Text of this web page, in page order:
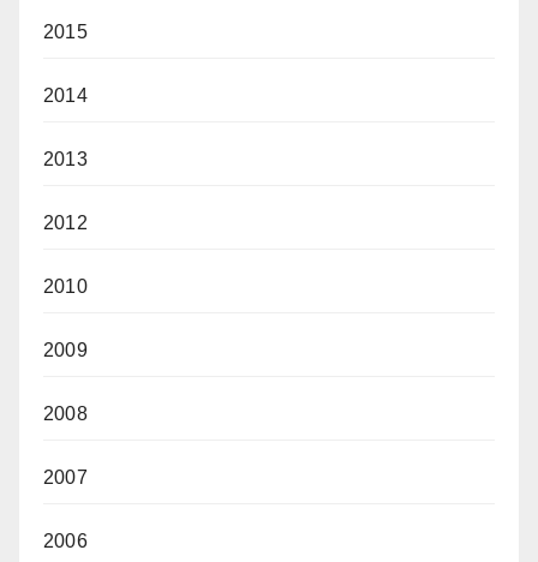
2015
2014
2013
2012
2010
2009
2008
2007
2006